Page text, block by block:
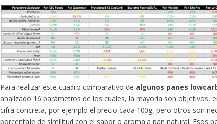
Para realizar este cuadro comparativo de algunos panes
analizado 16 parámetros de los cuales, la mayoría son objetivos,
cifra concreta, por ejemplo el precio cada 100g, pero otros son
porcentaje de similitud con el sabor o aroma a pan natural. Esos